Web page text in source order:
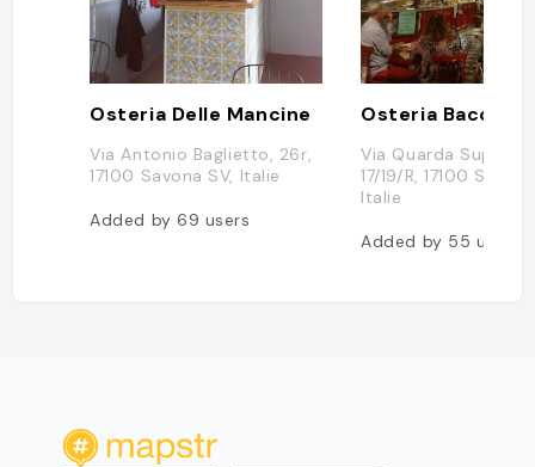
Osteria Delle Mancine
Via Antonio Baglietto, 26r,
17100 Savona SV, Italie
Added by69 users
Osteria Bacco
Via Quarda
17/19/R, 17100
Italie
Added by 55 users